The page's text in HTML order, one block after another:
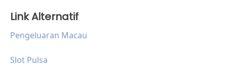
Link Alternatif
Pengeluaran Macau
Slot Pulsa